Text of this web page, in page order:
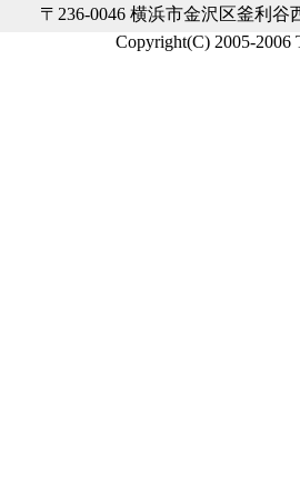
〒236-0046 横浜市金沢区釜利谷
Copyright(C) 2005-2006